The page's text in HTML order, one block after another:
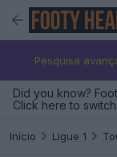
Pesquisa
Did you know?
Click here to switch.
Início Ligue 1